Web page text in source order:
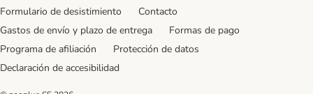
Formulario de desistimiento
Contacto
Gastos de envío y plazo de entrega
Formas de pago
Programa de afiliación
Protección de datos
Declaración de accesibilidad